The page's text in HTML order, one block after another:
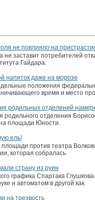
не повлияло на
не заставит потребителей
Гайдара.
напиток даже на морозе
положения
время и место
родильных отделений
родильного отделения
площади Юности.
ель!
против театра
которая собралась
страну из руин
графика Спартака
и автоматом в другой как
на трезвость